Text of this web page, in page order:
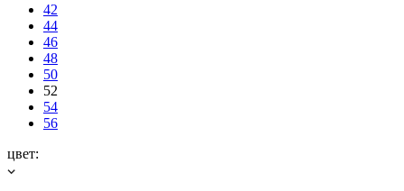
42
44
46
48
50
52
54
56
цвет: